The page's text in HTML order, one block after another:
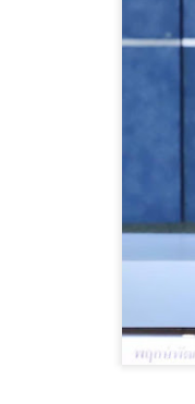
ใหญ่–มหาชัย 36.8 กม.